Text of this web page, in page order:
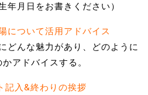
年月日をお書きください）
について活用アドバイス
どんな魅力があり、どのように
アドバイスする。
記入&終わりの挨拶